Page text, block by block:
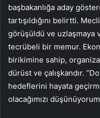
başbakanlığa aday
tartışıldığını belirtti.
görüşüldü ve uzlaşmaya
tecrübeli bir memur.
birikimine sahip,
dürüst ve çalışkandır.
hedeflerini hayata
olacağımızı